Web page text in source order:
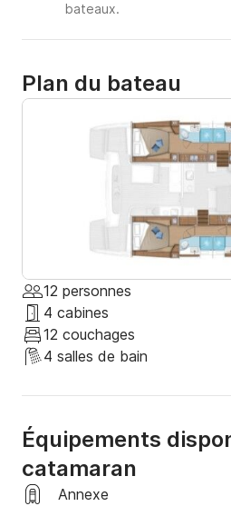
bateaux.
Plan du bateau
12 personnes
4 cabines
12 couchages
4 salles de bain
Équipements
catamaran
Annexe